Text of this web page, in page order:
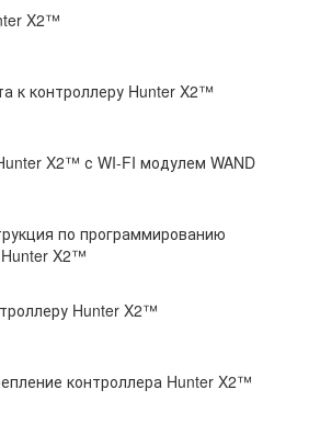
X2™
к контроллеру Hunter X2™
X2™ с WI-FI модулем WAND
по программированию
X2™
Hunter X2™
контроллера Hunter X2™